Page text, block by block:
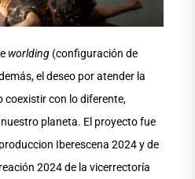
worlding (configuración de
el deseo por atender la
coexistir con lo diferente,
planeta. El proyecto fue
Iberescena 2024 y de
2024 de la vicerrectoría